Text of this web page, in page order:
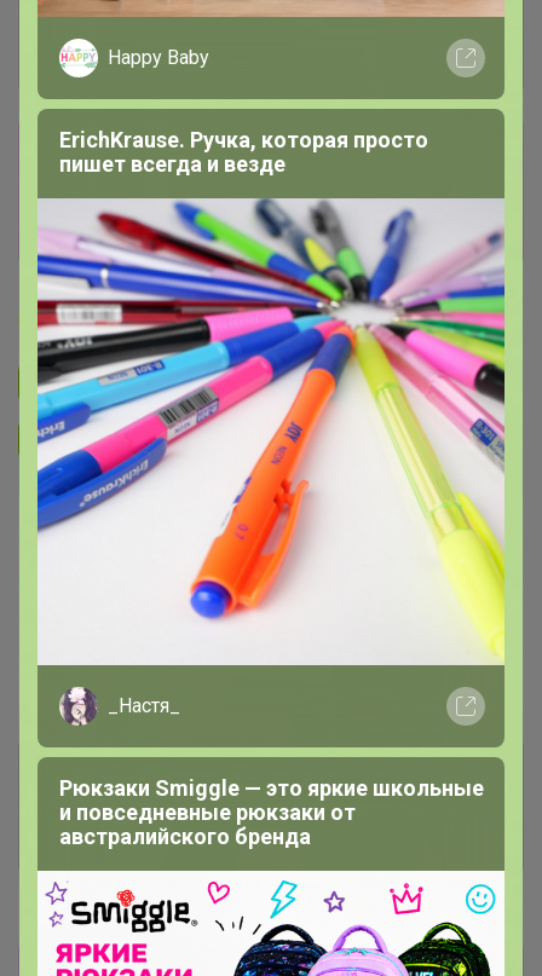
Сбор заказов в данной закупке
завершен
Перейти к текущей закупке
Бонифаций
Подписаться на закупку 3.1K
Подписаться на организатора 2.6K
В архиве Собрано
100 %
~ 4 дня
Пристрой 2 лота
Отзывы участников
Новости
Happy Baby
ErichKrause. Ручка, которая просто
пишет всегда и везде
_Настя_
Рюкзаки Smiggle — это яркие школьные
и повседневные рюкзаки от
австралийского бренда